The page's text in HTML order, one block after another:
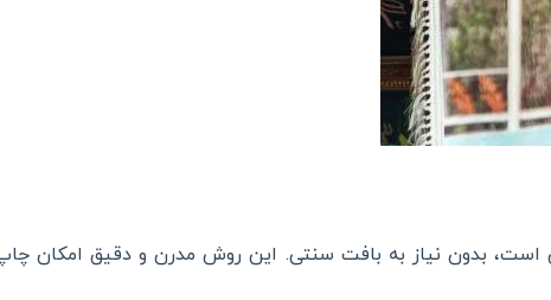
بدون نیاز به بافت سنتی. این روش مدرن و دقیق امکان چاپ